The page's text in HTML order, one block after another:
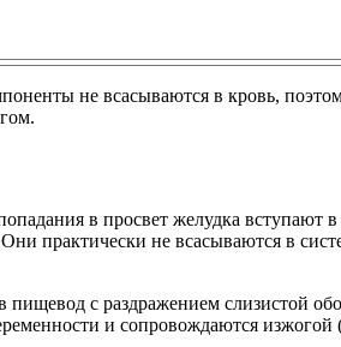
не всасываются в кровь,
в просвет желудка вступают
практически не всасываются в
пищевод с раздражением слизистой
и сопровождаются